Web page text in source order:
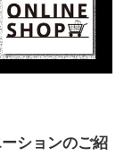
ションのご紹